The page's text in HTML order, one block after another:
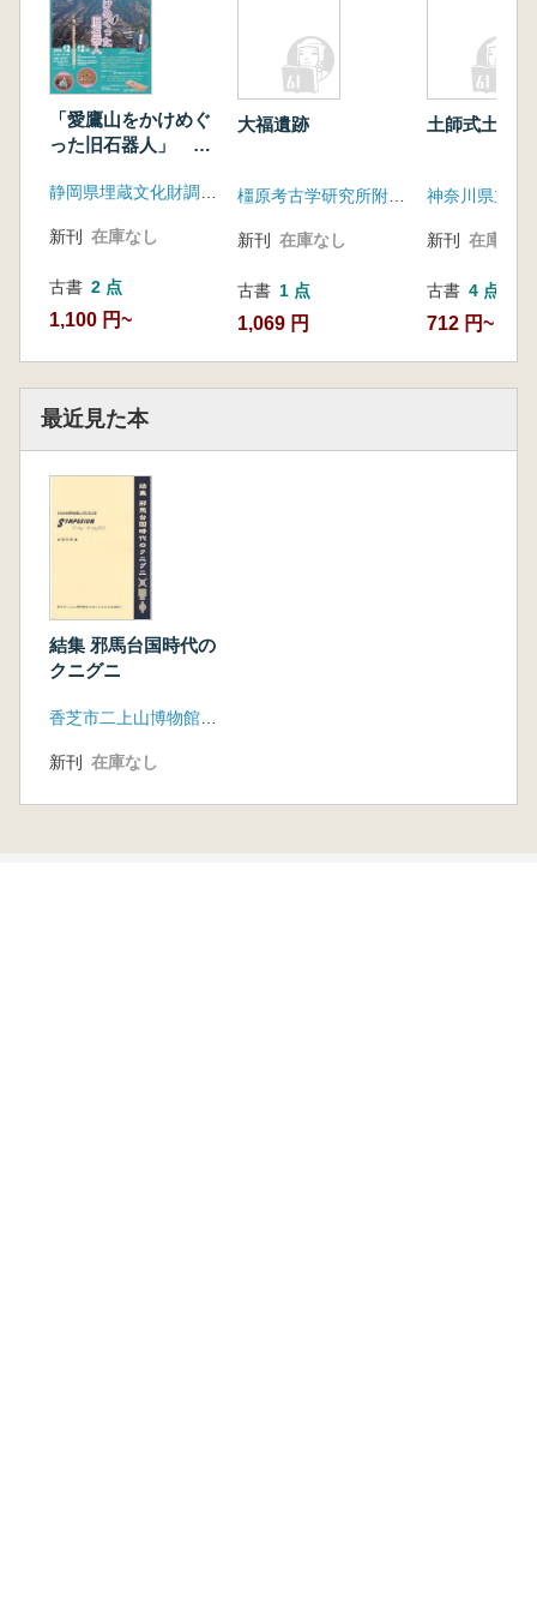
「愛鷹山をかけめぐ
った旧石器人」
前の世界
新刊 在庫なし
古書 2 点
1,100 円~
大福遺跡
橿原考古学研究所附属博物館
新刊 在庫なし
古書 1 点
1,069 円
土師式土器
神奈川県立博
新刊 在庫なし
古書 4 点
712 円~
最近見た本
結集 邪馬台国時代の
クニグニ
新刊 在庫なし